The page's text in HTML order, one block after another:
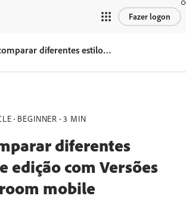
Fazer logon
Dica: comparar diferentes estilos de edição com Versões no Lightroom mobile
BEGINNER 3 MIN
diferentes
edição com Versões
mobile